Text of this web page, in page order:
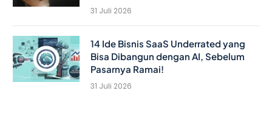
31 Juli 2026
14 Ide Bisnis SaaS Underrated yang
Bisa Dibangun dengan AI, Sebelum
Pasarnya Ramai!
31 Juli 2026